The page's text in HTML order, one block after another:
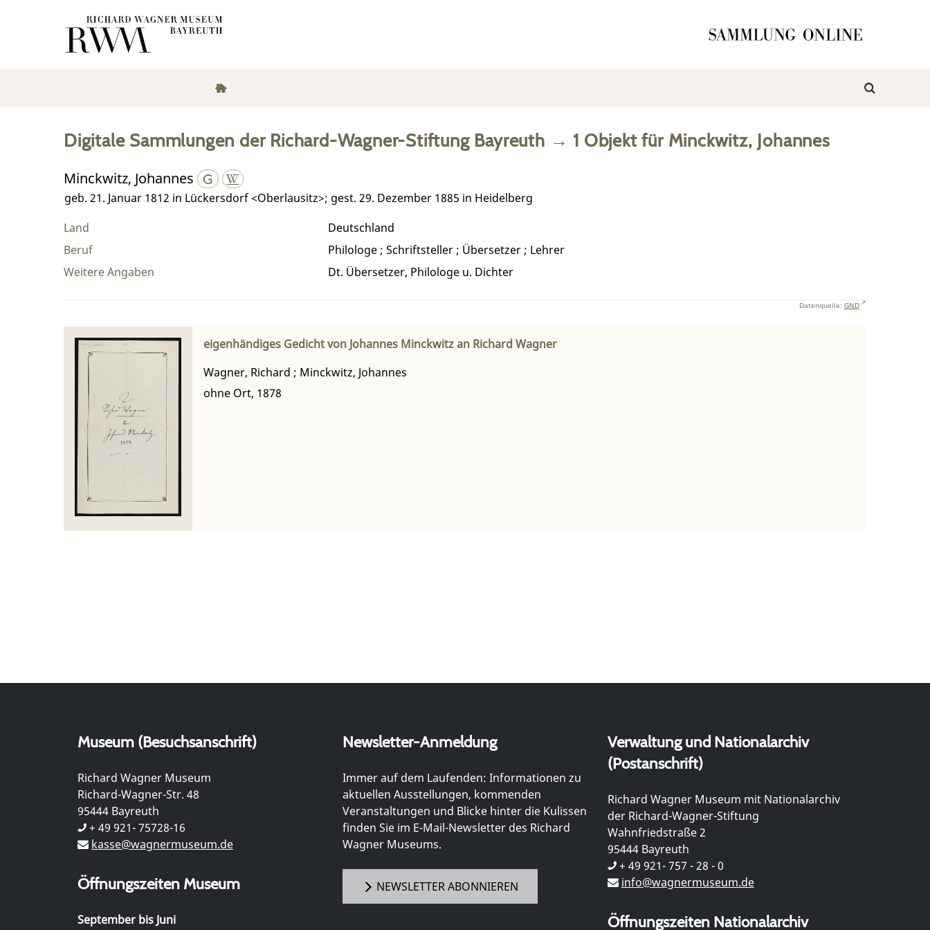
Digitale Sammlungen der Richard-Wagner-Stiftung Bayreuth → 1 Objektfür Minckwitz, Johannes
Minckwitz, Johannes
geb. 21. Januar 1812 in Lückersdorf <Oberlausitz>; gest. 29. Dezember 1885 in Heidelberg
Land
Deutschland
Beruf
Philologe ; Schriftsteller ; Übersetzer ; Lehrer
Weitere Angaben
Dt. Übersetzer, Philologe u. Dichter
Datenquelle: GND
eigenhändiges Gedicht von Johannes Minckwitz an Richard Wagner
Wagner, Richard ; Minckwitz, Johannes
ohne Ort, 1878
Museum (Besuchsanschrift)
Richard Wagner Museum
Richard-Wagner-Str. 48
95444 Bayreuth
+ 49 921- 75728-16
kasse@wagnermuseum.de
Öffnungszeiten Museum
September bis Juni
Newsletter-Anmeldung
Immer auf dem Laufenden: Informationen zu
aktuellen Ausstellungen, kommenden
Veranstaltungen und Blicke hinter die Kulissen
finden Sie im E-Mail-Newsletter des Richard
Wagner Museums.
NEWSLETTER ABONNIEREN
Verwaltung und Nationalarchiv
(Postanschrift)
Richard Wagner Museum mit Nationalarchiv
der Richard-Wagner-Stiftung
Wahnfriedstraße 2
95444 Bayreuth
+ 49 921- 757 - 28 - 0
info@wagnermuseum.de
Öffnungszeiten Nationalarchiv